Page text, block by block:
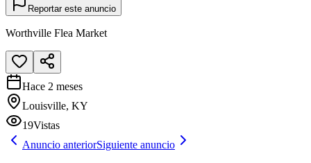
Reportar este anuncio
Worthville Flea Market
Hace 2 meses
Louisville, KY
19Vistas
Anuncio anteriorSiguiente anuncio